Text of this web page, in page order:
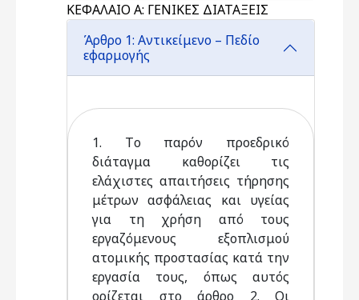
ΚΕΦΑΛΑΙΟ Α: ΓΕΝΙΚΕΣ ΔΙΑΤΑΞΕΙΣ
Άρθρο 1: Αντικείμενο – Πεδίο
εφαρμογής
1. Tο παρόν προεδρικό
διάταγμα καθορίζει τις
ελάχιστες απαιτήσεις τήρησης
μέτρων ασφάλειας και υγείας
για τη χρήση από τους
εργαζόμενους εξοπλισμού
ατομικής προστασίας κατά την
εργασία τους, όπως αυτός
ορίζεται στο άρθρο 2. Oι